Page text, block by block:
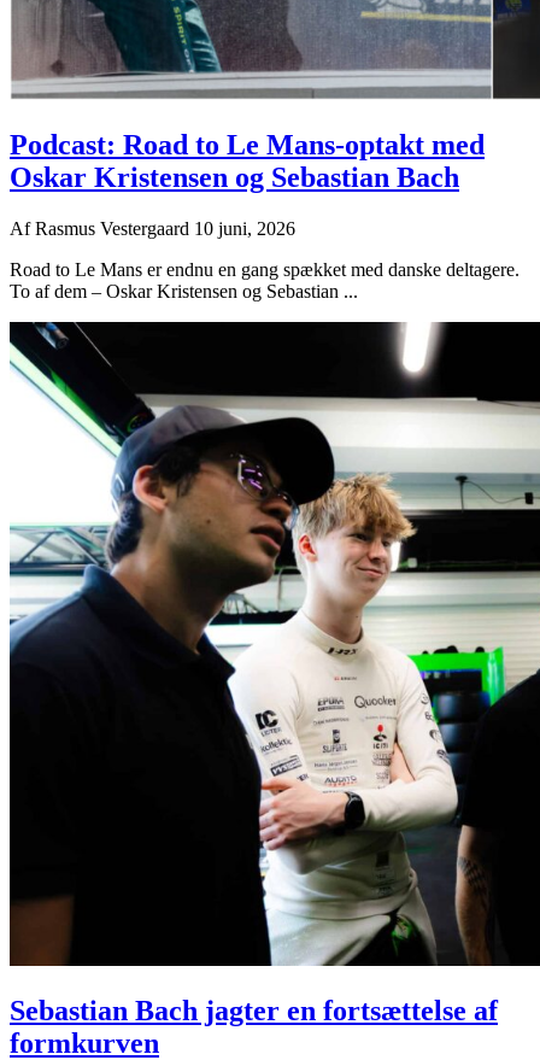
Podcast: Road to Le Mans-optakt med
Oskar Kristensen og Sebastian Bach
AfRasmus Vestergaard 10 juni, 2026
Road to Le Mans er endnu en gang spækket med danske deltagere.
To af dem – Oskar Kristensen og Sebastian ...
Sebastian Bach jagter en fortsættelse af
formkurven